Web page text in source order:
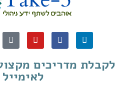
לקבלת מדריכים
לאימייל